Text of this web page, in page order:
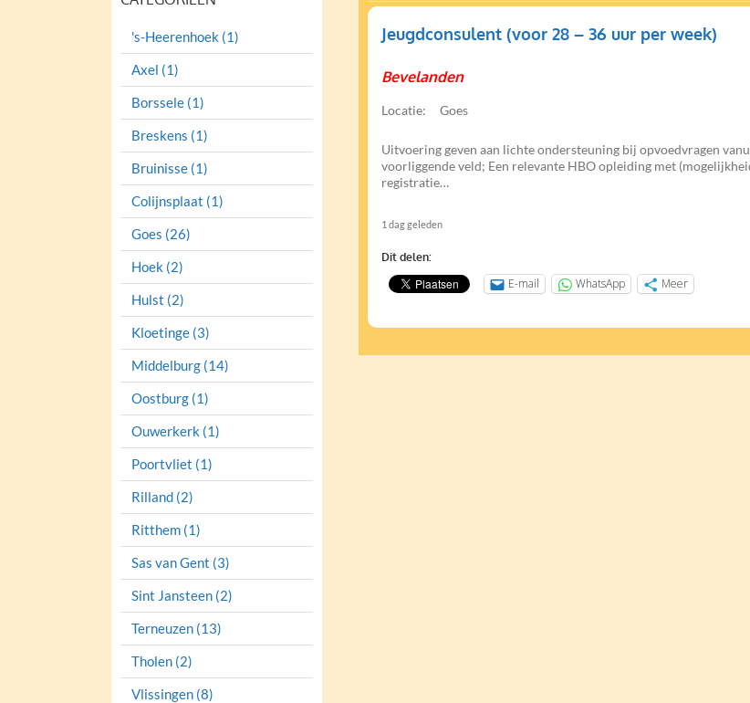
Jeugdconsulent (voor 28 – 36 uur per week)
Bevelanden
Locatie: Goes
Uitvoering geven aan lichte ondersteuning bij opvoedvragen
voorliggende veld; Een relevante HBO opleiding met
registratie…
1 dag geleden
Dit delen:
E-mail WhatsApp Meer
's-Heerenhoek (1)
Axel (1)
Borssele (1)
Breskens (1)
Bruinisse (1)
Colijnsplaat (1)
Goes (26)
Hoek (2)
Hulst (2)
Kloetinge (3)
Middelburg (14)
Oostburg (1)
Ouwerkerk (1)
Poortvliet (1)
Rilland (2)
Ritthem (1)
Sas van Gent (3)
Sint Jansteen (2)
Terneuzen (13)
Tholen (2)
Vlissingen (8)